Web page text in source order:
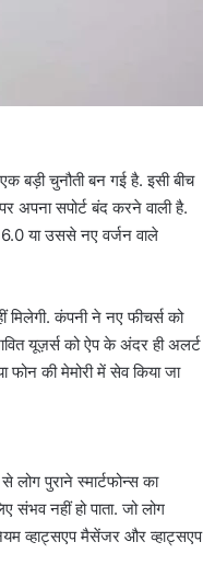
बड़ी चुनौती बन गई है. इसी बीच
अपना सपोर्ट बंद करने वाली है.
या उससे नए वर्जन वाले
कंपनी ने नए फीचर्स को
यूज़र्स को ऐप के अंदर ही अलर्ट
की मेमोरी में सेव किया जा
पुराने स्मार्टफोन्स का
नहीं हो पाता. जो लोग
व्हाट्सएप मैसेंजर और व्हाट्सएप